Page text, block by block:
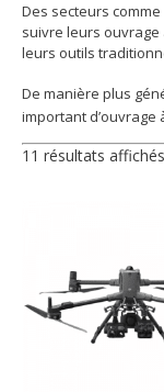
Des secteurs comme
suivre leurs
leurs outils
De manière plus
important d’ouvrage
11 résultats affichés